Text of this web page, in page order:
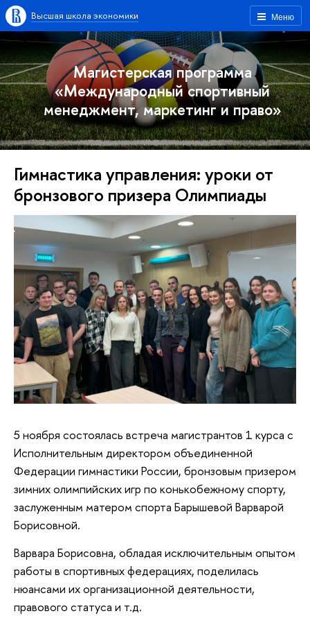
Меню
Высшая школа экономики
Магистерская программа
«Международный спортивный
менеджмент, маркетинг и право»
Гимнастика управления: уроки от
бронзового призера Олимпиады
5 ноября состоялась встреча магистрантов 1 курса с
Исполнительным директором объединенной
Федерации гимнастики России, бронзовым призером
зимних олимпийских игр по конькобежному спорту,
заслуженным матером спорта Барышевой Варварой
Борисовной.
Варвара Борисовна, обладая исключительным опытом
работы в спортивных федерациях, поделилась
нюансами их организационной деятельности,
правового статуса и т.д.